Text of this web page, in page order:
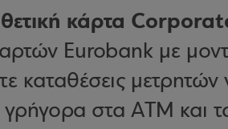
κάρτα
Eurobank με
καταθέσεις μετρητών
γρήγορα στα ΑΤΜ και